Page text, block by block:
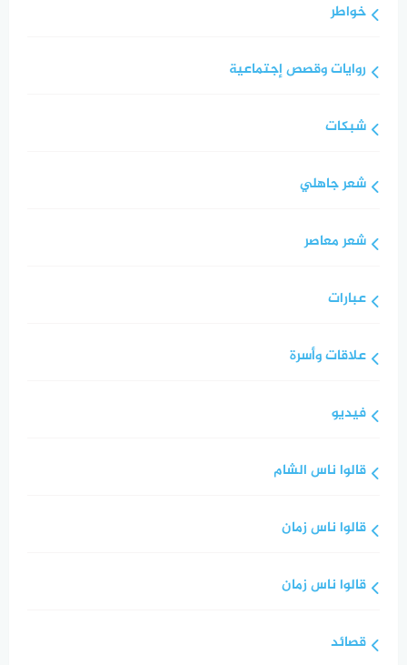
خواطر
روايات وقصص إجتماعية
شبكات
شعر جاهلي
شعر معاصر
عبارات
علاقات وأسرة
فيديو
قالوا ناس الشام
قالوا ناس زمان
قالوا ناس زمان
قصائد